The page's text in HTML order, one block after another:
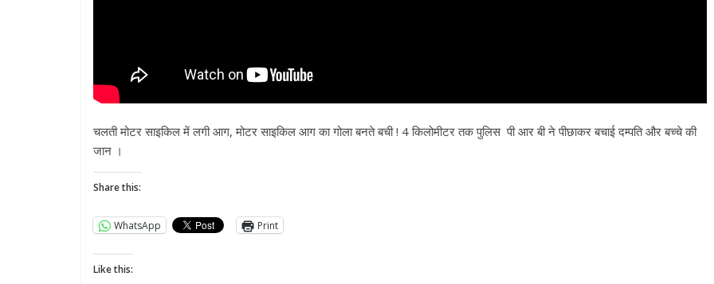
चलती मोटर साइकिल में लगी आग, मोटर साइकिल आग का गोला बनते बची ! 4 किलोमीटर तक पुलिस पी आर बी ने पीछाकर बचाई दम्पति और बच्चे की
जान ।
Share this:
WhatsApp Print
Like this: